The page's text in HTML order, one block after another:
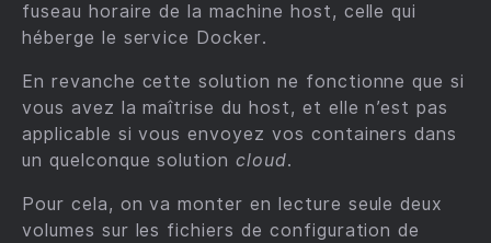
fuseau horaire de la machine host, celle qui
héberge le service Docker.
En revanche cette solution ne fonctionne que si
vous avez la maîtrise du host, et elle n’est pas
applicable si vous envoyez vos containers dans
un quelconque solutioncloud.
Pour cela, on va monter en lecture seule deux
volumes sur les fichiers de configuration de